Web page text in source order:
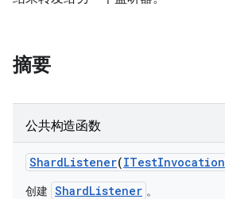
摘要
公共构造函数
ShardListener(ITestInvocation
创建 ShardListener 。